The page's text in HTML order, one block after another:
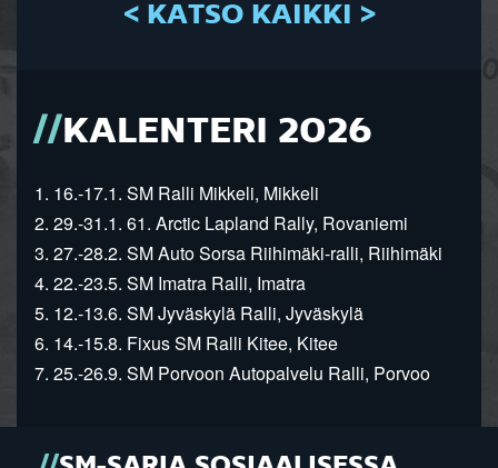
< KATSO KAIKKI >
KALENTERI 2026
1. 16.-17.1. SM Ralli Mikkeli, Mikkeli
2. 29.-31.1. 61. Arctic Lapland Rally, Rovaniemi
3. 27.-28.2. SM Auto Sorsa Riihimäki-ralli, Riihimäki
4. 22.-23.5. SM Imatra Ralli, Imatra
5. 12.-13.6. SM Jyväskylä Ralli, Jyväskylä
6. 14.-15.8. Fixus SM Ralli Kitee, Kitee
7. 25.-26.9. SM Porvoon Autopalvelu Ralli, Porvoo